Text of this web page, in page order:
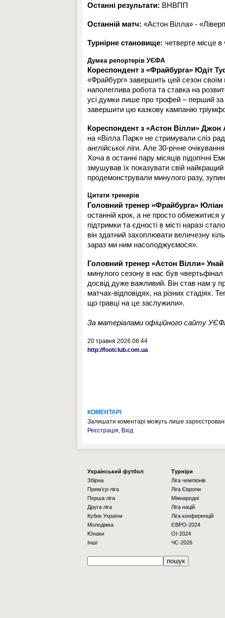
Останні результати: ВНВПП
Останній матч: «Астон Вілла» -
Турнірне становище: четверте місце в
Думка репортерів УЄФА
Кореспондент з «Фрайбурга» Юдіт
«Фрайбург» завершить цей сезон
наполеглива робота та ставка на
усі думки лише про трофей – перший
завершити цю казкову кампанію
Кореспондент з «Астон Вілли» Джон
на «Вілла Парк» не стримували сліз
англійської ліги. Але 30-річне
Хоча в останні пару місяців підопічні
змушував їх показувати свій
продемонстрували минулого разу,
Цитати тренерів
Головний тренер «Фрайбурга»
останній крок, а не просто обмежитися
підтримки та єдності в місті наразі
він здатний захоплювати величезну
зараз ми ним насолоджуємося».
Головний тренер «Астон Вілли» Унай
минулого сезону в нас був чвертьфінал
досвід дуже важливий. Він став нам у
матчах-відповідях, на різних стадіях.
що гравці на це заслужили».
За матеріалами офіційного сайту
20 травня 2026 08:44
http://footclub.com.ua
КОМЕНТАРІ
Залишати коментарі можуть лише зареєстровані
Реєстрація, Вхід
Українcький футбол
Збірна
Прем'єр-ліга
Перша ліга
Друга ліга
Кубок України
Молодіжка
Юнаки
Інші
Турніри
Ліга чемпіонів
Ліга Європи
Міжнародні
Ліга націй
Ліга конференцій
ЄВРО-2024
OI-2024
ЧС-2026